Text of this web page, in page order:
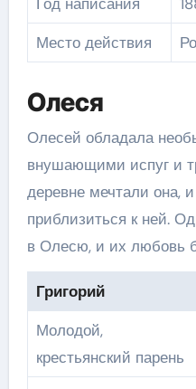
Место действия
Олеся
Олесей обладала
внушающими испуг и
деревне мечтали она,
приблизиться к ней.
в Олесю, и их любовь
Григорий
Молодой,
крестьянский парень